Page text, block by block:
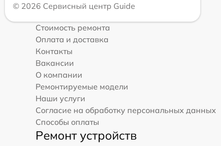
© 2026 Сервисный центр Guide
Стоимость ремонта
Оплата и доставка
Контакты
Вакансии
О компании
Ремонтируемые модели
Наши услуги
Согласие на обработку персональных данных
Способы оплаты
Ремонт устройств